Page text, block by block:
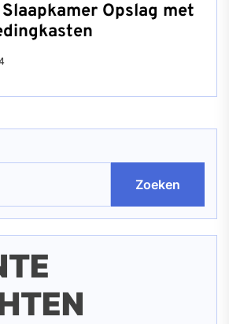
Opslag met
Zoeken